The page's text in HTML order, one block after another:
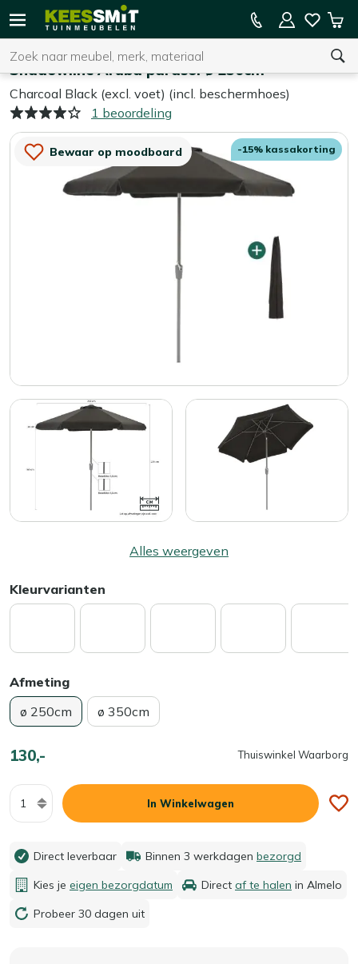
Kees
Tuinmeubelen
Zoeken
U heeft geen product(en) in uw winkelwagen.
15% kassakorting op de hele collectie
Shadowline Aruba parasol ø 250cm
Charcoal Black (excl. voet) (incl. beschermhoes)
1 beoordeling
Bewaar op moodboard -15% kassakorting
Alles weergeven
Kleurvarianten
Afmeting
ø 250cm
ø 350cm
130,- Thuiswinkel Waarborg
Aantal
In Winkelwagen
Direct leverbaar Binnen 3 werkdagen bezorgd
Kies je eigen bezorgdatum Direct af te halen in Almelo
Probeer 30 dagen uit